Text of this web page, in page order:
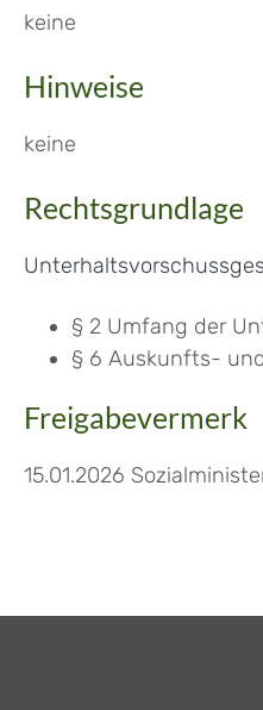
keine
Hinweise
keine
Rechtsgrundlage
§ 2 Umfang der
§ 6 Auskunfts-
Freigabevermerk
15.01.2026